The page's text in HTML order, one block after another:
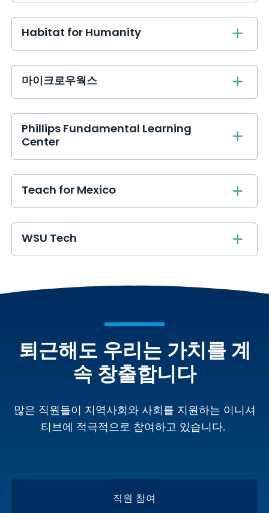
Habitat for Humanity
마이크로우웍스
Phillips Fundamental Learning
Center
Teach for Mexico
WSU Tech
퇴근해도 우리는 가치를 계
속 창출합니다
많은 직원들이 지역사회와 사회를 지원하는 이니셔
티브에 적극적으로 참여하고 있습니다.
직원 참여